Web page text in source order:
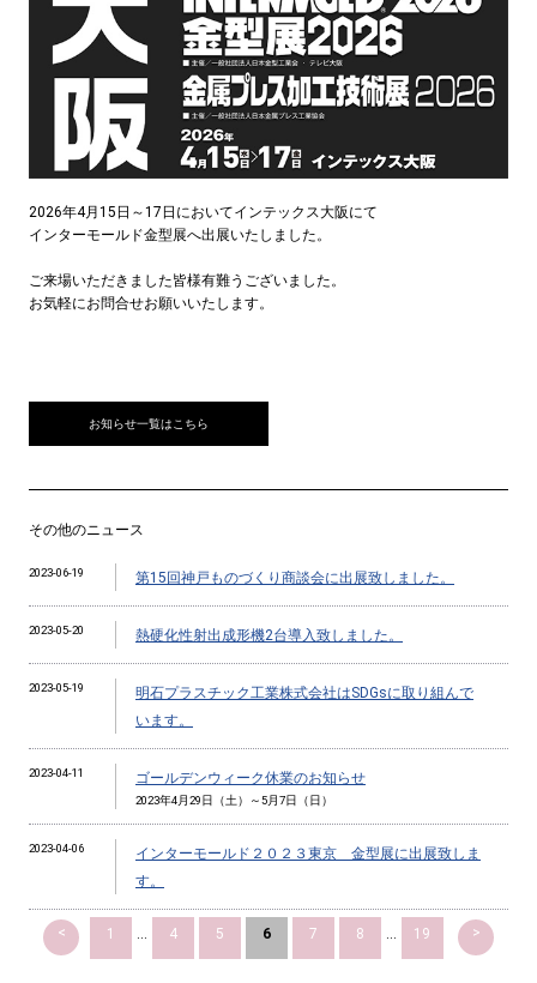
2026年4月15日～17日においてインテックス大阪にて
インターモールド金型展へ出展いたしました。
ご来場いただきました皆様有難うございました。
お気軽にお問合せお願いいたします。
お知らせ一覧はこちら
その他のニュース
2023-06-19 第15回神戸ものづくり商談会に出展致しました。
2023-05-20 熱硬化性射出成形機2台導入致しました。
2023-05-19
明石プラスチック工業株式会社はSDGsに取り組んで
います。
2023-04-11 ゴールデンウィーク休業のお知らせ
2023年4月29日（土）～5月7日（日）
2023-04-06
インターモールド２０２３東京 金型展に出展致しま
す。
< 1 ... 4 5 6 7 8 ... 19 >